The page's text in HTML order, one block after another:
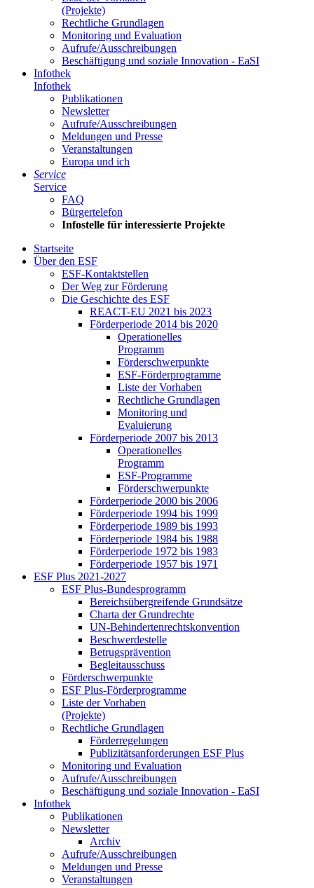
(Pro­jek­te)
Recht­li­che Grund­la­gen
Mo­ni­to­ring und Eva­lua­ti­on
Auf­ru­fe/Aus­schrei­bun­gen
Be­schäf­ti­gung und so­zia­le In­no­va­ti­on - Ea­SI
In­fo­thek
In­fo­thek
Pu­bli­ka­tio­nen
Newslet­ter
Auf­ru­fe/Aus­schrei­bun­gen
Mel­dun­gen und Pres­se
Ver­an­stal­tun­gen
Eu­ro­pa und ich
Ser­vice
Ser­vice
FAQ
Bür­ger­te­le­fon
In­fo­stel­le für in­ter­es­sier­te Pro­jek­te
Start­sei­te
Über den ESF
ESF-Kon­takt­stel­len
Der Weg zur För­de­rung
Die Ge­schich­te des ESF
RE­ACT-EU 2021 bis 2023
För­der­pe­ri­ode 2014 bis 2020
Ope­ra­tio­nel­les
Pro­gramm
För­der­schwer­punk­te
ESF-För­der­pro­gram­me
Lis­te der Vor­ha­ben
Recht­li­che Grund­la­gen
Mo­ni­to­ring und
Eva­lu­ie­rung
För­der­pe­ri­ode 2007 bis 2013
Ope­ra­tio­nel­les
Pro­gramm
ESF-Pro­gram­me
För­der­schwer­punk­te
För­der­pe­ri­ode 2000 bis 2006
För­der­pe­ri­ode 1994 bis 1999
För­der­pe­ri­ode 1989 bis 1993
För­der­pe­ri­ode 1984 bis 1988
För­der­pe­ri­ode 1972 bis 1983
För­der­pe­ri­ode 1957 bis 1971
ESF Plus 2021-2027
ESF Plus-Bun­des­pro­gramm
Be­reichs­über­grei­fen­de Grund­sät­ze
Char­ta der Grund­rech­te
UN-Be­hin­der­ten­rechts­kon­ven­ti­on
Be­schwer­de­stel­le
Be­trugs­prä­ven­ti­on
Be­glei­taus­schuss
För­der­schwer­punk­te
ESF Plus-För­der­pro­gram­me
Lis­te der Vor­ha­ben
(Pro­jek­te)
Recht­li­che Grund­la­gen
För­der­re­ge­lun­gen
Pu­bli­zi­täts­an­for­de­run­gen ESF Plus
Mo­ni­to­ring und Eva­lua­ti­on
Auf­ru­fe/Aus­schrei­bun­gen
Be­schäf­ti­gung und so­zia­le In­no­va­ti­on - Ea­SI
In­fo­thek
Pu­bli­ka­tio­nen
Newslet­ter
Ar­chiv
Auf­ru­fe/Aus­schrei­bun­gen
Mel­dun­gen und Pres­se
Ver­an­stal­tun­gen